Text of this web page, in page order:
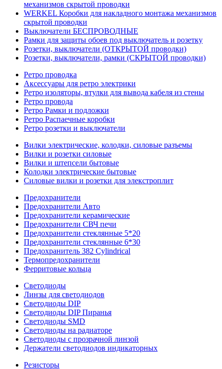
механизмов скрытой проводки
WERKEL Коробки для накладного монтажа механизмов
скрытой проводки
Выключатели БЕСПРОВОДНЫЕ
Рамки для защиты обоев под выключатель и розетку
Розетки, выключатели (ОТКРЫТОЙ проводки)
Розетки, выключатели, рамки (СКРЫТОЙ проводки)
Ретро проводка
Аксессуары для ретро электрики
Ретро изоляторы, втулки для вывода кабеля из стены
Ретро провода
Ретро Рамки и подложки
Ретро Распаечные коробки
Ретро розетки и выключатели
Вилки электрические, колодки, силовые разъемы
Вилки и розетки силовые
Вилки и штепсели бытовые
Колодки электрические бытовые
Силовые вилки и розетки для элекстроплит
Предохранители
Предохранители Авто
Предохранители керамические
Предохранители СВЧ печи
Предохранители стеклянные 5*20
Предохранители стеклянные 6*30
Предохранитель 382 Cylindrical
Термопредохранители
Ферритовые кольца
Светодиоды
Линзы для светодиодов
Светодиоды DIP
Светодиоды DIP Пиранья
Светодиоды SMD
Светодиоды на радиаторе
Светодиоды с прозрачной линзой
Держатели светодиодов индикаторных
Резисторы